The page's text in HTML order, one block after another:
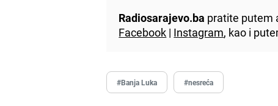
Radiosarajevo.ba pratite putem
Facebook | Instagram, kao i
#Banja Luka #nesreća